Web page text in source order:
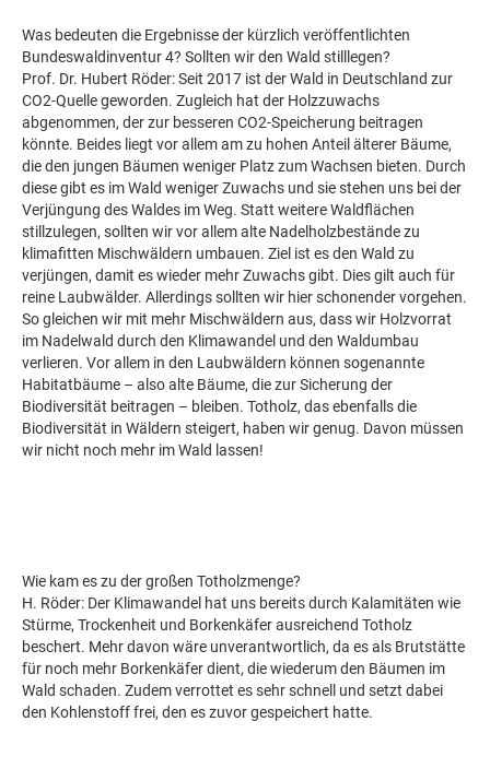
Was bedeuten die Ergebnisse der kürzlich veröffentlichten
Bundeswaldinventur 4? Sollten wir den Wald stilllegen?
Prof. Dr. Hubert Röder: Seit 2017 ist der Wald in Deutschland zur
CO2-Quelle geworden. Zugleich hat der Holzzuwachs
abgenommen, der zur besseren CO2-Speicherung beitragen
könnte. Beides liegt vor allem am zu hohen Anteil älterer Bäume,
die den jungen Bäumen weniger Platz zum Wachsen bieten. Durch
diese gibt es im Wald weniger Zuwachs und sie stehen uns bei der
Verjüngung des Waldes im Weg. Statt weitere Waldflächen
stillzulegen, sollten wir vor allem alte Nadelholzbestände zu
klimafitten Mischwäldern umbauen. Ziel ist es den Wald zu
verjüngen, damit es wieder mehr Zuwachs gibt. Dies gilt auch für
reine Laubwälder. Allerdings sollten wir hier schonender vorgehen.
So gleichen wir mit mehr Mischwäldern aus, dass wir Holzvorrat
im Nadelwald durch den Klimawandel und den Waldumbau
verlieren. Vor allem in den Laubwäldern können sogenannte
Habitatbäume – also alte Bäume, die zur Sicherung der
Biodiversität beitragen – bleiben. Totholz, das ebenfalls die
Biodiversität in Wäldern steigert, haben wir genug. Davon müssen
wir nicht noch mehr im Wald lassen!
Wie kam es zu der großen Totholzmenge?
H. Röder: Der Klimawandel hat uns bereits durch Kalamitäten wie
Stürme, Trockenheit und Borkenkäfer ausreichend Totholz
beschert. Mehr davon wäre unverantwortlich, da es als Brutstätte
für noch mehr Borkenkäfer dient, die wiederum den Bäumen im
Wald schaden. Zudem verrottet es sehr schnell und setzt dabei
den Kohlenstoff frei, den es zuvor gespeichert hatte.